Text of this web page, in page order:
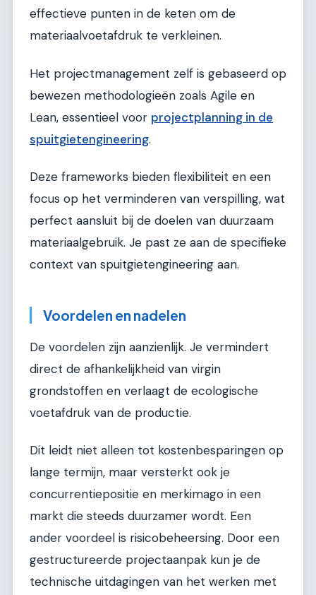
effectieve punten in de keten om de
materiaalvoetafdruk te verkleinen.
Het projectmanagement zelf is gebaseerd op
bewezen methodologieën zoals Agile en
Lean, essentieel voor projectplanning in de
spuitgietengineering.
Deze frameworks bieden flexibiliteit en een
focus op het verminderen van verspilling, wat
perfect aansluit bij de doelen van duurzaam
materiaalgebruik. Je past ze aan de specifieke
context van spuitgietengineering aan.
Voordelen en nadelen
De voordelen zijn aanzienlijk. Je vermindert
direct de afhankelijkheid van virgin
grondstoffen en verlaagt de ecologische
voetafdruk van de productie.
Dit leidt niet alleen tot kostenbesparingen op
lange termijn, maar versterkt ook je
concurrentiepositie en merkimago in een
markt die steeds duurzamer wordt. Een
ander voordeel is risicobeheersing. Door een
gestructureerde projectaanpak kun je de
technische uitdagingen van het werken met